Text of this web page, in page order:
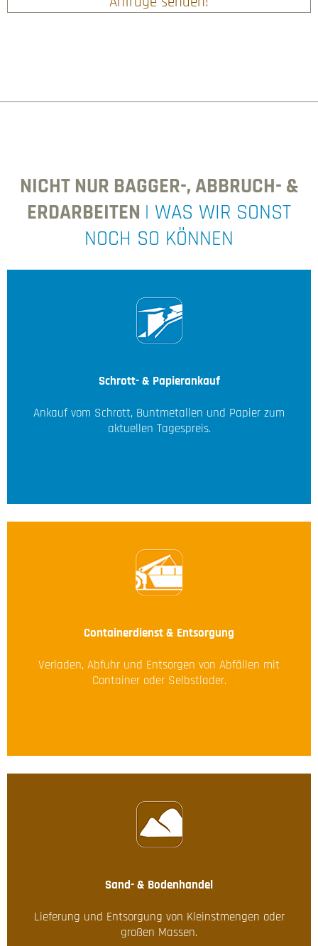
NICHT NUR BAGGER-, ABBRUCH- &
ERDARBEITEN | WAS WIR SONST
NOCH SO KÖNNEN
Schrott- & Papierankauf
Ankauf vom Schrott, Buntmetallen und Papier zum
aktuellen Tagespreis.
Containerdienst & Entsorgung
Verladen, Abfuhr und Entsorgen von Abfällen mit
Container oder Selbstlader.
Sand- & Bodenhandel
Lieferung und Entsorgung von Kleinstmengen oder
großen Massen.